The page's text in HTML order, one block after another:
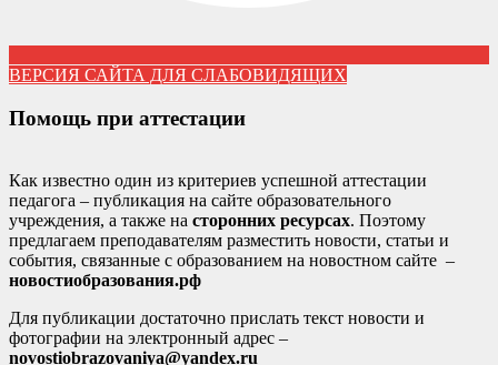
ВЕРСИЯ САЙТА ДЛЯ СЛАБОВИДЯЩИХ
Помощь при аттестации
Как известно один из критериев успешной аттестации
педагога – публикация на сайте образовательного
учреждения, а также на сторонних ресурсах. Поэтому
предлагаем преподавателям разместить новости, статьи и
события, связанные с образованием на новостном сайте –
новостиобразования.рф
Для публикации достаточно прислать текст новости и
фотографии на электронный адрес –
novostiobrazovaniya@yandex.ru